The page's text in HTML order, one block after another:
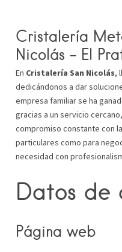
Cristalería
Nicolás – El
En Cristalería San Nicolás,
dedicándonos a dar
empresa familiar se ha
gracias a un servicio
compromiso constante con
particulares como para
necesidad con
Datos de
Página web